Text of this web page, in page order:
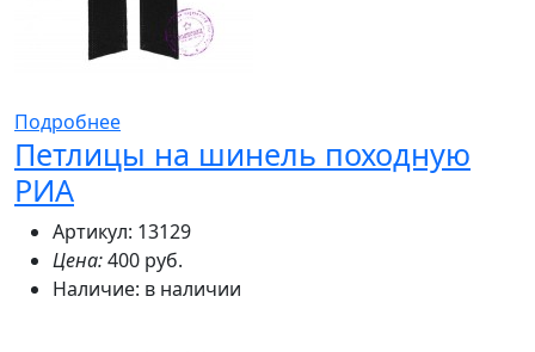
Подробнее
Петлицы на шинель походную
РИА
Артикул: 13129
Цена:400 руб.
Наличие: в наличии